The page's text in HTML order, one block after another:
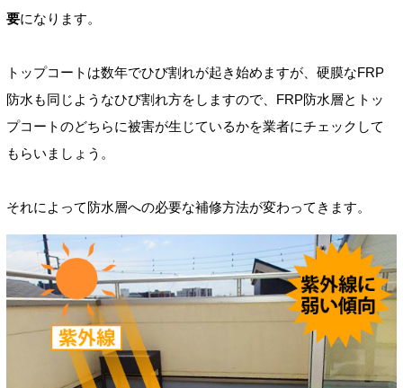
要になります。
トップコートは数年でひび割れが起き始めますが、硬膜なFRP
防水も同じようなひび割れ方をしますので、FRP防水層とトッ
プコートのどちらに被害が生じているかを業者にチェックして
もらいましょう。
それによって防水層への必要な補修方法が変わってきます。